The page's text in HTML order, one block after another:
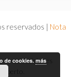
reservados | Nota
tome decisiones
de cookies. más